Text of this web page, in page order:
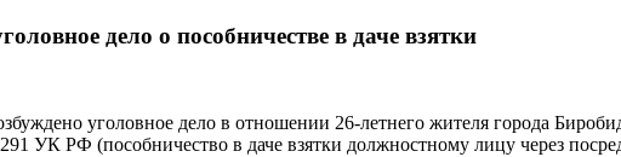
дело о пособничестве в даче взятки
уголовное дело в отношении 26-летнего жителя города
УК РФ (пособничество в даче взятки должностному лицу через